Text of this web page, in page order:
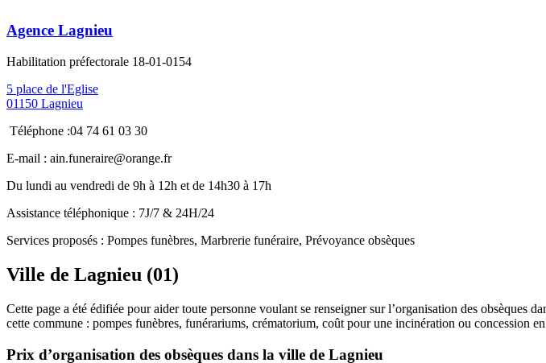
Agence Lagnieu
Habilitation préfectorale 18-01-0154
5 place de l'Eglise
01150 Lagnieu
Téléphone :04 74 61 03 30
E-mail : ain.funeraire@orange.fr
Du lundi au vendredi de 9h à 12h et de 14h30 à 17h
Assistance téléphonique : 7J/7 & 24H/24
Services proposés : Pompes funèbres, Marbrerie funéraire, Prévoyance obsèques
Ville de Lagnieu (01)
Cette page a été édifiée pour aider toute personne voulant se renseigner sur l’organisation des
cette commune : pompes funèbres, funérariums, crématorium, coût pour une incinération ou concession
Prix d’organisation des obsèques dans la ville de Lagnieu